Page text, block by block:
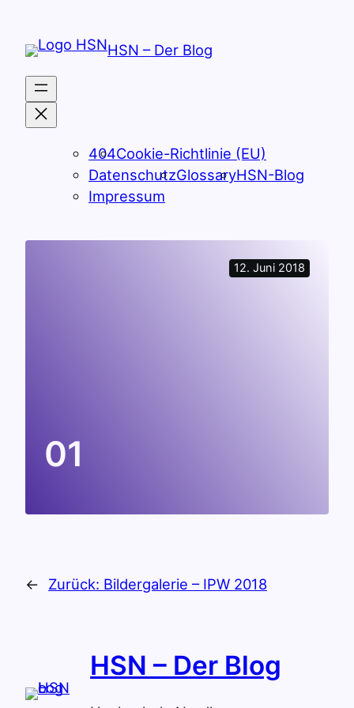
Inhalt
springen
HSN – Der Blog
404Cookie-Richtlinie (EU)
DatenschutzGlossaryHSN-Blog
Impressum
12. Juni 2018
01
← Zurück: Bildergalerie – IPW 2018
HSN – Der Blog